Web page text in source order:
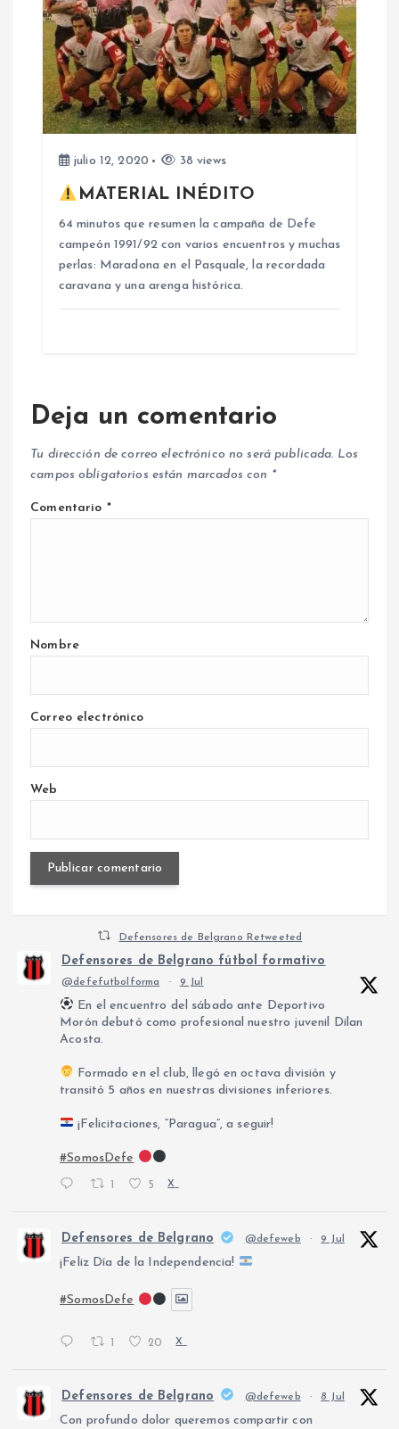
a
d
a
julio 12, 2020 38 views
MATERIAL INÉDITO
64 minutos que resumen la campaña de Defe
campeón 1991/92 con varios encuentros y muchas
perlas: Maradona en el Pasquale, la recordada
caravana y una arenga histórica.
Deja un comentario
Tu dirección de correo electrónico no será publicada. Los
campos obligatorios están marcados con *
Comentario *
Nombre
Correo electrónico
Web
Defensores de Belgrano Retweeted
Defensores de Belgrano fútbol formativo
@defefutbolforma · 9 Jul
En el encuentro del sábado ante Deportivo
Morón debutó como profesional nuestro juvenil Dilan
Acosta.
Formado en el club, llegó en octava división y
transitó 5 años en nuestras divisiones inferiores.
¡Felicitaciones, “Paragua”, a seguir!
#SomosDefe
5 X
Defensores de Belgrano @defeweb · 9 Jul
¡Feliz Día de la Independencia!
#SomosDefe
1 20 X
Defensores de Belgrano @defeweb · 8 Jul
Con profundo dolor queremos compartir con